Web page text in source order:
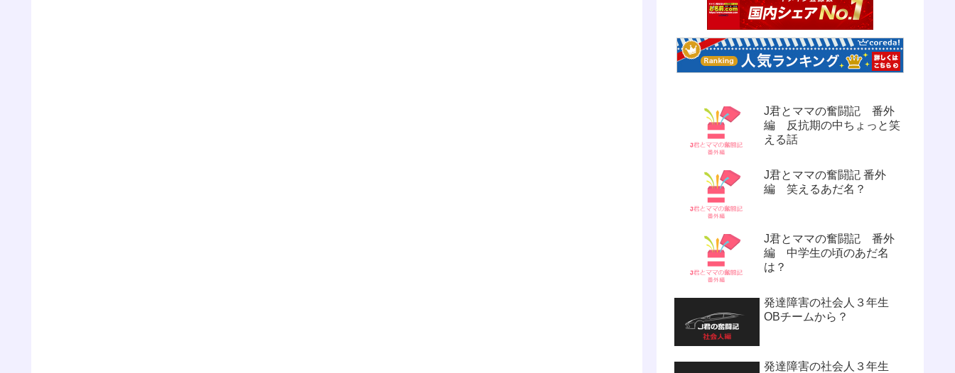
J君とママの奮闘記 番外
編 反抗期の中ちょっと笑
える話
J君とママの奮闘記 番外
編 笑えるあだ名？
J君とママの奮闘記 番外
編 中学生の頃のあだ名
は？
発達障害の社会人３年生
OBチームから？
発達障害の社会人３年生